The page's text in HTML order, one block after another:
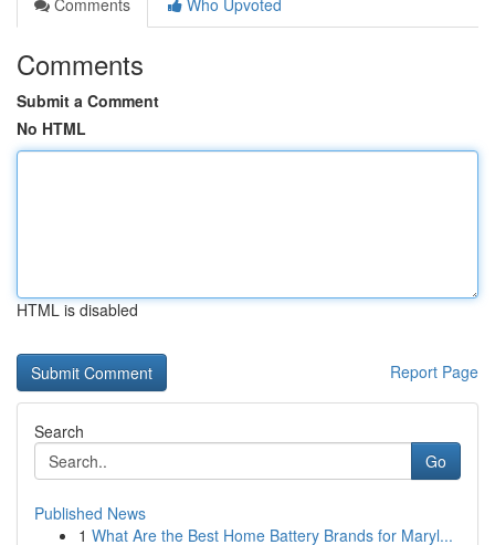
Comments
Who Upvoted
Comments
Submit a Comment
No HTML
HTML is disabled
Report Page
Search
Go
Published News
1 What Are the Best Home Battery Brands for Maryl...